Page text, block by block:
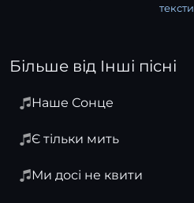
тексти
Більше від Інші пісні
Наше Сонце
Є тільки мить
Ми досі не квити